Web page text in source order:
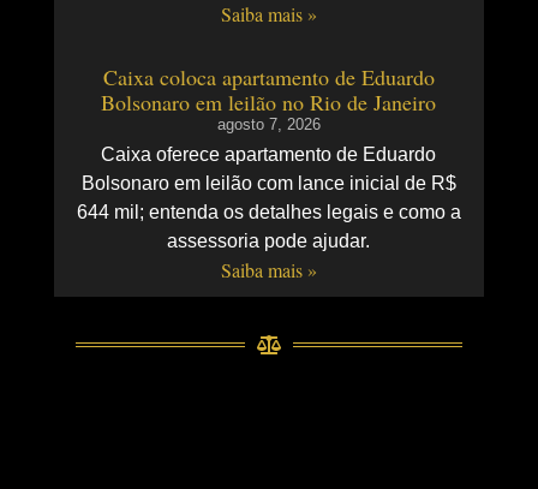
Saiba mais »
Caixa coloca apartamento de Eduardo
Bolsonaro em leilão no Rio de Janeiro
agosto 7, 2026
Caixa oferece apartamento de Eduardo
Bolsonaro em leilão com lance inicial de R$
644 mil; entenda os detalhes legais e como a
assessoria pode ajudar.
Saiba mais »